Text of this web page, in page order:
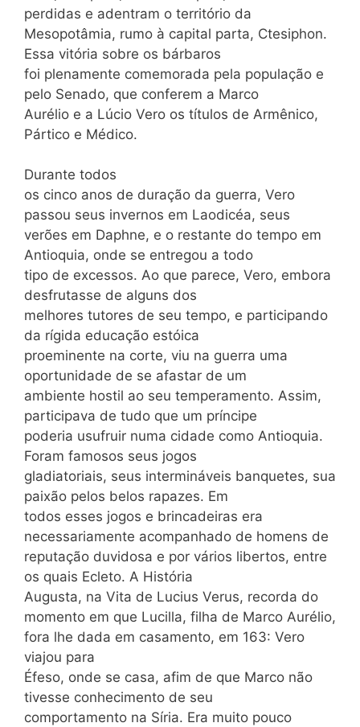
perdidas e adentram o território da
Mesopotâmia, rumo à capital parta, Ctesiphon.
Essa vitória sobre os bárbaros
foi plenamente comemorada pela população e
pelo Senado, que conferem a Marco
Aurélio e a Lúcio Vero os títulos de Armênico,
Pártico e Médico.
Durante todos
os cinco anos de duração da guerra, Vero
passou seus invernos em Laodicéa, seus
verões em Daphne, e o restante do tempo em
Antioquia, onde se entregou a todo
tipo de excessos. Ao que parece, Vero, embora
desfrutasse de alguns dos
melhores tutores de seu tempo, e participando
da rígida educação estóica
proeminente na corte, viu na guerra uma
oportunidade de se afastar de um
ambiente hostil ao seu temperamento. Assim,
participava de tudo que um príncipe
poderia usufruir numa cidade como Antioquia.
Foram famosos seus jogos
gladiatoriais, seus intermináveis banquetes, sua
paixão pelos belos rapazes. Em
todos esses jogos e brincadeiras era
necessariamente acompanhado de homens de
reputação duvidosa e por vários libertos, entre
os quais Ecleto. A História
Augusta, na Vita de Lucius Verus, recorda do
momento em que Lucilla, filha de Marco Aurélio,
fora lhe dada em casamento, em 163: Vero
viajou para
Éfeso, onde se casa, afim de que Marco não
tivesse conhecimento de seu
comportamento na Síria. Era muito pouco